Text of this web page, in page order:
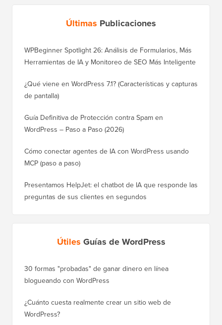
Últimas Publicaciones
WPBeginner Spotlight 26: Análisis de Formularios, Más
Herramientas de IA y Monitoreo de SEO Más Inteligente
¿Qué viene en WordPress 7.1? (Características y capturas
de pantalla)
Guía Definitiva de Protección contra Spam en
WordPress – Paso a Paso (2026)
Cómo conectar agentes de IA con WordPress usando
MCP (paso a paso)
Presentamos HelpJet: el chatbot de IA que responde las
preguntas de sus clientes en segundos
Útiles Guías de WordPress
30 formas "probadas" de ganar dinero en línea
blogueando con WordPress
¿Cuánto cuesta realmente crear un sitio web de
WordPress?